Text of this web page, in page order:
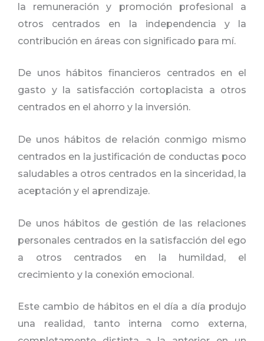
la remuneración y promoción profesional a
otros centrados en la independencia y la
contribución en áreas con significado para mí.
De unos hábitos financieros centrados en el
gasto y la satisfacción cortoplacista a otros
centrados en el ahorro y la inversión.
De unos hábitos de relación conmigo mismo
centrados en la justificación de conductas poco
saludables a otros centrados en la sinceridad, la
aceptación y el aprendizaje.
De unos hábitos de gestión de las relaciones
personales centrados en la satisfacción del ego
a otros centrados en la humildad, el
crecimiento y la conexión emocional.
Este cambio de hábitos en el día a día produjo
una realidad, tanto interna como externa,